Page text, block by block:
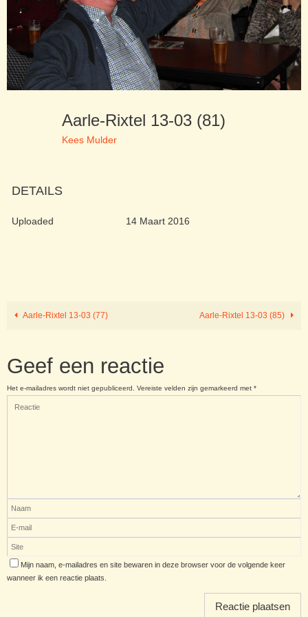
Aarle-Rixtel 13-03 (81)
Kees Mulder
DETAILS
Uploaded 14 Maart 2016
Aarle-Rixtel 13-03 (77) Aarle-Rixtel 13-03 (85)
Geef een reactie
Het e-mailadres wordt niet gepubliceerd. Vereiste velden zijn gemarkeerd met *
Mijn naam, e-mailadres en site bewaren in deze browser voor de volgende keer
wanneer ik een reactie plaats.